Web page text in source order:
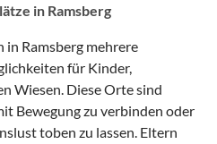
in Ramsberg
in Ramsberg mehrere
für Kinder,
Wiesen. Diese Orte sind
Bewegung zu verbinden oder
toben zu lassen. Eltern